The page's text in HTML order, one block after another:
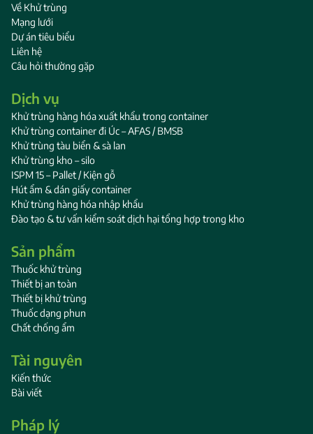
Về Khử trùng
Mạng lưới
Dự án tiêu biểu
Liên hệ
Câu hỏi thường gặp
Dịch vụ
Khử trùng hàng hóa xuất khẩu trong container
Khử trùng container đi Úc – AFAS / BMSB
Khử trùng tàu biển & sà lan
Khử trùng kho – silo
ISPM 15 – Pallet / Kiện gỗ
Hút ẩm & dán giấy container
Khử trùng hàng hóa nhập khẩu
Đào tạo & tư vấn kiểm soát dịch hại tổng hợp trong kho
Sản phẩm
Thuốc khử trùng
Thiết bị an toàn
Thiết bị khử trùng
Thuốc dạng phun
Chất chống ẩm
Tài nguyên
Kiến thức
Bài viết
Pháp lý